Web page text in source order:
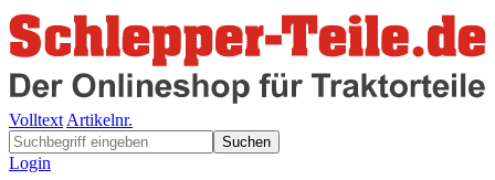
Volltext Artikelnr.
Suchen
Login